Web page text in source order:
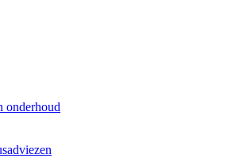
onderhoud